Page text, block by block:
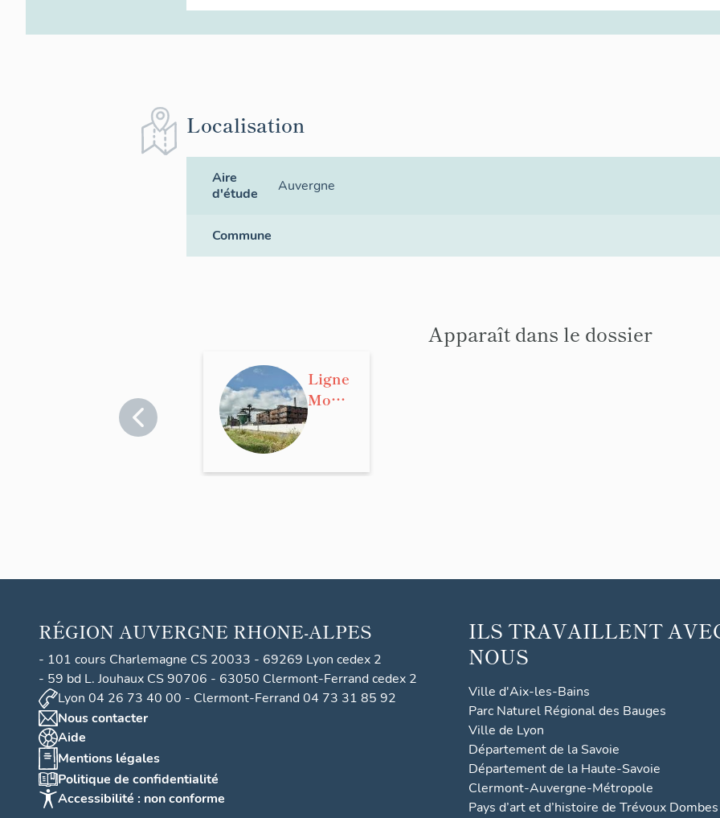
Localisation
Aire
d'étude
Auvergne
Commune
Apparaît dans le dossier
Ligne
Montl
uçon -
RÉGION AUVERGNE RHONE-ALPES
- 101 cours Charlemagne CS 20033 - 69269 Lyon cedex 2
- 59 bd L. Jouhaux CS 90706 - 63050 Clermont-Ferrand cedex 2
Lyon 04 26 73 40 00 - Clermont-Ferrand 04 73 31 85 92
Nous contacter
Aide
Mentions légales
Politique de confidentialité
Accessibilité : non conforme
ILS TRAVAILLENT
NOUS
Ville d'Aix-les-Bains
Parc Naturel Régional des Bauges
Ville de Lyon
Département de la Savoie
Département de la Haute-Savoie
Clermont-Auvergne-Métropole
Pays d’art et d’histoire de Trévoux Dombes